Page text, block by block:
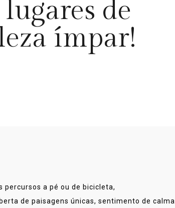
de
ímpar!
percursos a pé ou de bicicleta,
de paisagens únicas, sentimento de calma